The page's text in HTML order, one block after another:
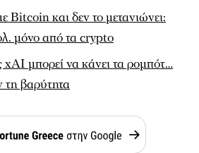
Bitcoin και δεν το μετανιώνει:
μόνο από τα crypto
μπορεί να κάνει τα ρομπότ…
τη βαρύτητα